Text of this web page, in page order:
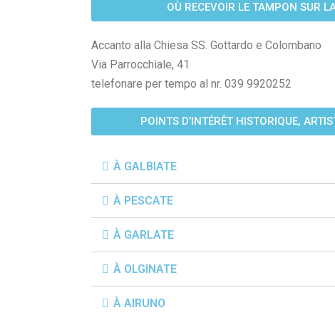
OÙ RECEVOIR LE TAMPON SUR
Accanto alla Chiesa SS. Gottardo e Colombano
Via Parrocchiale, 41
telefonare per tempo al nr. 039 9920252
POINTS D’INTÉRÊT HISTORIQUE,
À GALBIATE
À PESCATE
À GARLATE
À OLGINATE
À AIRUNO